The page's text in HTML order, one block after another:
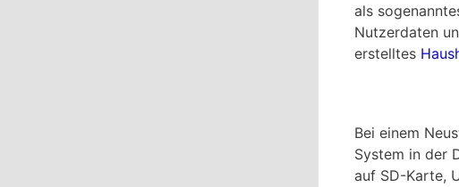
als
Nutzerdaten
erstelltes
Bei einem
System in der
auf SD-Karte,